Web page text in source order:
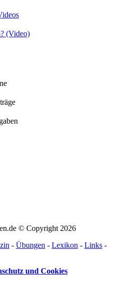
(Video)
© Copyright 2026
- Übungen - Lexikon - Links -
und Cookies